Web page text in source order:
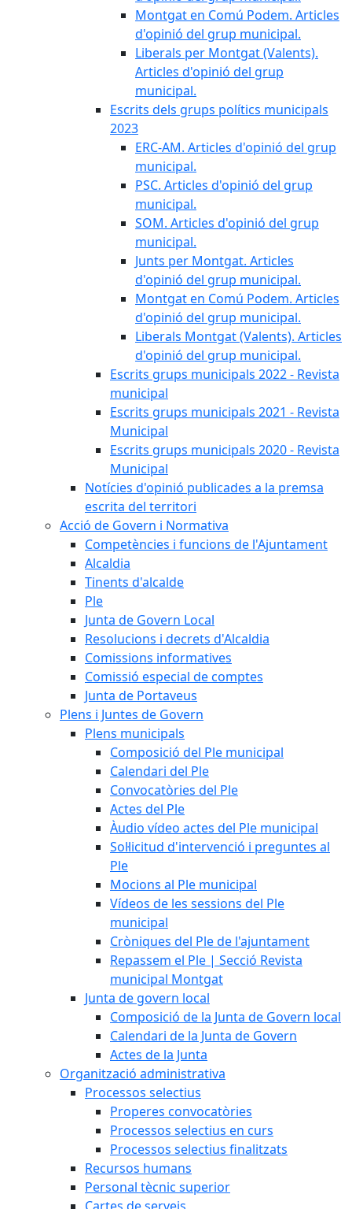
Montgat en Comú Podem. Articles
d'opinió del grup municipal.
Liberals per Montgat (Valents).
Articles d'opinió del grup
municipal.
Escrits dels grups polítics municipals
2023
ERC-AM. Articles d'opinió del grup
municipal.
PSC. Articles d'opinió del grup
municipal.
SOM. Articles d'opinió del grup
municipal.
Junts per Montgat. Articles
d'opinió del grup municipal.
Montgat en Comú Podem. Articles
d'opinió del grup municipal.
Liberals Montgat (Valents). Articles
d'opinió del grup municipal.
Escrits grups municipals 2022 - Revista
municipal
Escrits grups municipals 2021 - Revista
Municipal
Escrits grups municipals 2020 - Revista
Municipal
Notícies d'opinió publicades a la premsa
escrita del territori
Acció de Govern i Normativa
Competències i funcions de l'Ajuntament
Alcaldia
Tinents d'alcalde
Ple
Junta de Govern Local
Resolucions i decrets d'Alcaldia
Comissions informatives
Comissió especial de comptes
Junta de Portaveus
Plens i Juntes de Govern
Plens municipals
Composició del Ple municipal
Calendari del Ple
Convocatòries del Ple
Actes del Ple
Àudio vídeo actes del Ple municipal
Sol·licitud d'intervenció i preguntes al
Ple
Mocions al Ple municipal
Vídeos de les sessions del Ple
municipal
Cròniques del Ple de l'ajuntament
Repassem el Ple | Secció Revista
municipal Montgat
Junta de govern local
Composició de la Junta de Govern local
Calendari de la Junta de Govern
Actes de la Junta
Organització administrativa
Processos selectius
Properes convocatòries
Processos selectius en curs
Processos selectius finalitzats
Recursos humans
Personal tècnic superior